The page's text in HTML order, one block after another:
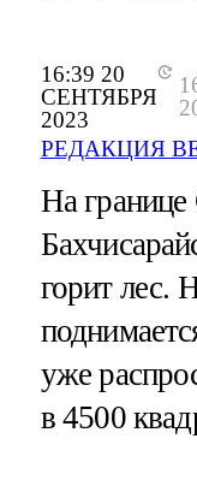
16:39 20
СЕНТЯБРЯ
2023
РЕДАКЦИЯ
На границе
горит лес.
уже
в 4500